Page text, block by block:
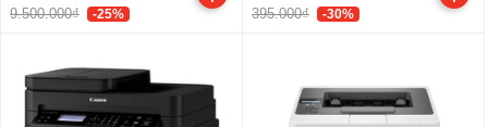
9.500.000₫ -25% 395.000₫ -30%